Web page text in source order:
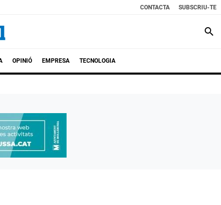
CONTACTA SUBSCRIU-TE
search
OPINIÓ EMPRESA TECNOLOGIA